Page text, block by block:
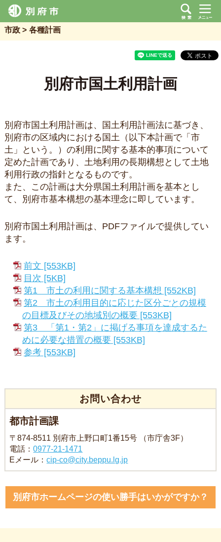
市政 各種計画
別府市国土利用計画
別府市国土利用計画は、国土利用計画法に基づき、
別府市の区域内における国土（以下本計画で「市
土」という。）の利用に関する基本的事項について
定めた計画であり、土地利用の長期構想として土地
利用行政の指針となるものです。
また、この計画は大分県国土利用計画を基本とし
て、別府市基本構想の基本理念に即しています。
別府市国土利用計画は、PDFファイルで提供してい
ます。
前文 [553KB]
目次 [5KB]
第1 市土の利用に関する基本構想 [552KB]
第2 市土の利用目的に応じた区分ごとの規模
の目標及びその地域別の概要 [553KB]
第3 「第1・第2」に掲げる事項を達成するた
めに必要な措置の概要 [553KB]
参考 [553KB]
お問い合わせ
都市計画課
〒874-8511 別府市上野口町1番15号 （市庁舎3F）
電話：0977-21-1471
Eメール：cip-co@city.beppu.lg.jp
別府市ホームページの使い勝手はいかがですか？